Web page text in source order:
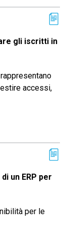
gli iscritti in
accessi,
un ERP per
per le